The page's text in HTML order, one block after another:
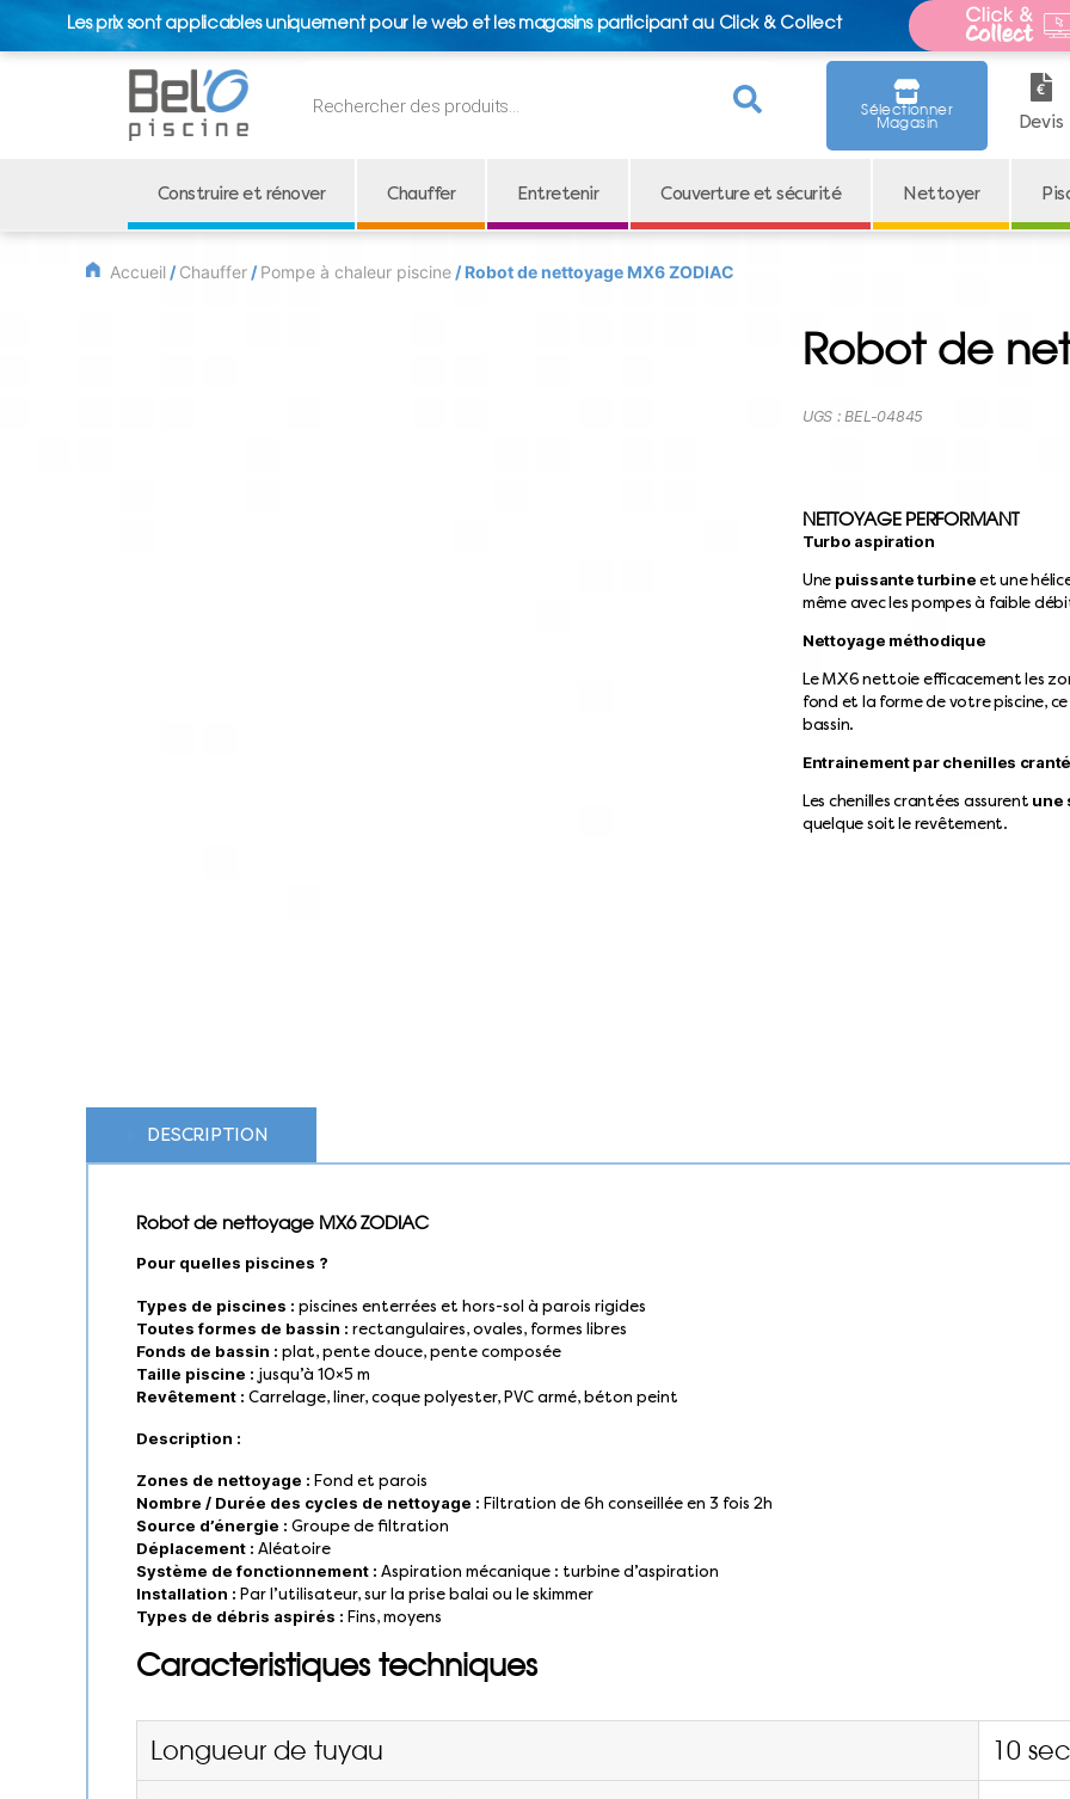
Les prix sont applicables uniquement pour le web et les magasins participant au Click & Collect
de
Sélectionner
Magasin Devis
Construire et rénover Chauffer Entretenir Couverture et sécurité Nettoyer
Accueil / Chauffer / Pompe à chaleur piscine / Robot de nettoyage MX6 ZODIAC
Robot de
NETTOYAGE PERFORMANT
Turbo aspiration
Une puissante turbine et une
même avec les pompes à faible
Nettoyage méthodique
Le MX6 nettoie efficacement les
fond et la forme de votre piscine, ce
bassin.
Entrainement par chenilles
Les chenilles crantées assurent une
quelque soit le revêtement.
UGS :BEL-04845
DESCRIPTION
Robot de nettoyage MX6 ZODIAC
Pour quelles piscines ?
Types de piscines : piscines enterrées et hors-sol à parois rigides
Toutes formes de bassin : rectangulaires, ovales, formes libres
Fonds de bassin : plat, pente douce, pente composée
Taille piscine : jusqu’à 10×5 m
Revêtement : Carrelage, liner, coque polyester, PVC armé, béton peint
Description :
Zones de nettoyage : Fond et parois
Nombre / Durée des cycles de nettoyage : Filtration de 6h conseillée en 3 fois 2h
Source d’énergie : Groupe de filtration
Déplacement : Aléatoire
Système de fonctionnement : Aspiration mécanique : turbine d’aspiration
Installation : Par l’utilisateur, sur la prise balai ou le skimmer
Types de débris aspirés : Fins, moyens
Caracteristiques techniques
Longueur de tuyau
10